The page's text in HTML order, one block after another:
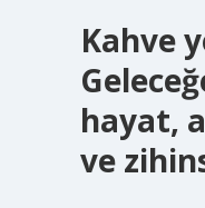
Kahve
hayat,
ve